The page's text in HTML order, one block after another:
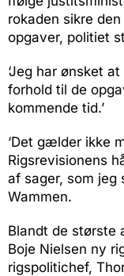
rokaden sikre
opgaver, politiet
‘Jeg har ønsket
forhold til de
kommende tid.’
‘Det gælder ikke
Rigsrevisionens
af sager, som jeg
Wammen.
Blandt de største
Boje Nielsen ny
rigspolitichef,